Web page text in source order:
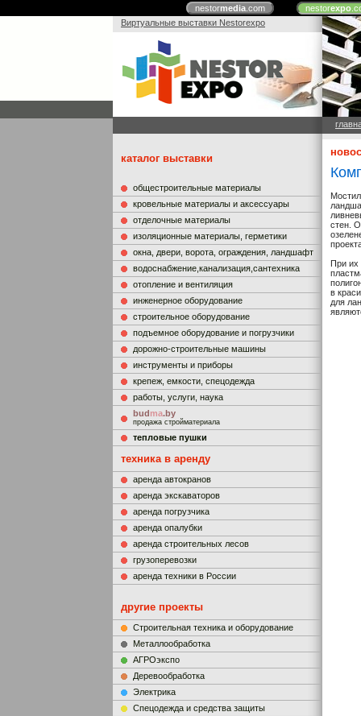
nestormedia.com nestorexpo
Виртуальные выставки Nestorexpo
каталог выставки
общестроительные материалы
кровельные материалы и аксессуары
отделочные материалы
изоляционные материалы, герметики
окна, двери, ворота, ограждения, ландшафт
водоснабжение,канализация,сантехника
отопление и вентиляция
инженерное оборудование
строительное оборудование
подъемное оборудование и погрузчики
дорожно-строительные машины
инструменты и приборы
крепеж, емкости, спецодежда
работы, услуги, наука
budma.by
продажа стройматериала
тепловые пушки
техника в аренду
аренда автокранов
аренда экскаваторов
аренда погрузчика
аренда опалубки
аренда строительных лесов
грузоперевозки
аренда техники в России
другие проекты
Строительная техника и оборудование
Металлообработка
АГРОэкспо
Деревообработка
Электрика
Cпецодежда и средства защиты
стен.
При их
в
для